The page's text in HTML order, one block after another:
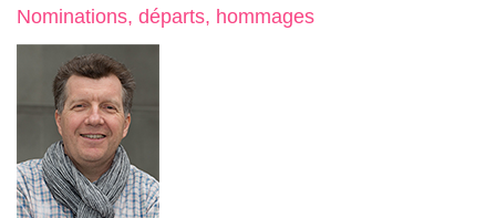
Nominations, départs, hommages